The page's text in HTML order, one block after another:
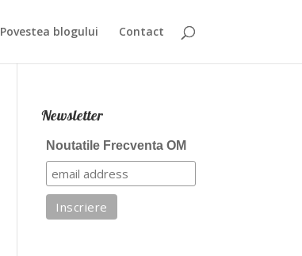
Povestea blogului Contact
Newsletter
Noutatile Frecventa OM